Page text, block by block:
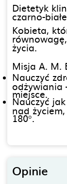
Dietetyk
czarno-
Kobieta,
życia.
Misja A. M.
Nauczyć
odżywiania
miejsce.
Nauczyć
nad
180°.
Opinie